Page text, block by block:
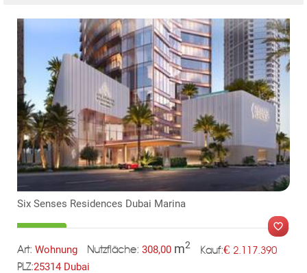
KLIS
Six Senses Residences Dubai Marina
Art: Wohnung Nutzfläche: 308,00 m2 Kauf:€ 2.117.390
PLZ:25314 Dubai